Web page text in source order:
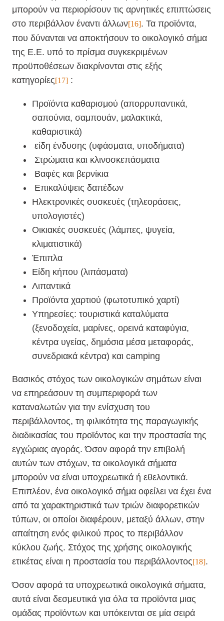
μπορούν να περιορίσουν τις αρνητικές επιπτώσεις
στο περιβάλλον έναντι άλλων[16]. Τα προϊόντα,
που δύνανται να αποκτήσουν το οικολογικό σήμα
της Ε.Ε. υπό το πρίσμα συγκεκριμένων
προϋποθέσεων διακρίνονται στις εξής
κατηγορίες[17] :
Προϊόντα καθαρισμού (απορρυπαντικά,
σαπούνια, σαμπουάν, μαλακτικά,
καθαριστικά)
είδη ένδυσης (υφάσματα, υποδήματα)
Στρώματα και κλινοσκεπάσματα
Βαφές και βερνίκια
Επικαλύψεις δαπέδων
Ηλεκτρονικές συσκευές (τηλεοράσεις,
υπολογιστές)
Οικιακές συσκευές (λάμπες, ψυγεία,
κλιματιστικά)
Έπιπλα
Είδη κήπου (λιπάσματα)
Λιπαντικά
Προϊόντα χαρτιού (φωτοτυπικό χαρτί)
Υπηρεσίες: τουριστικά καταλύματα
(ξενοδοχεία, μαρίνες, ορεινά καταφύγια,
κέντρα υγείας, δημόσια μέσα μεταφοράς,
συνεδριακά κέντρα) και camping
Βασικός στόχος των οικολογικών σημάτων είναι
να επηρεάσουν τη συμπεριφορά των
καταναλωτών για την ενίσχυση του
περιβάλλοντος, τη φιλικότητα της παραγωγικής
διαδικασίας του προϊόντος και την προστασία της
εγχώριας αγοράς. Όσον αφορά την επιβολή
αυτών των στόχων, τα οικολογικά σήματα
μπορούν να είναι υποχρεωτικά ή εθελοντικά.
Επιπλέον, ένα οικολογικό σήμα οφείλει να έχει ένα
από τα χαρακτηριστικά των τριών διαφορετικών
τύπων, οι οποίοι διαφέρουν, μεταξύ άλλων, στην
απαίτηση ενός φιλικού προς το περιβάλλον
κύκλου ζωής. Στόχος της χρήσης οικολογικής
ετικέτας είναι η προστασία του περιβάλλοντος[18].
Όσον αφορά τα υποχρεωτικά οικολογικά σήματα,
αυτά είναι δεσμευτικά για όλα τα προϊόντα μιας
ομάδας προϊόντων και υπόκεινται σε μία σειρά